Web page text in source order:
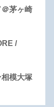
＠茅ヶ崎
/
相模大塚